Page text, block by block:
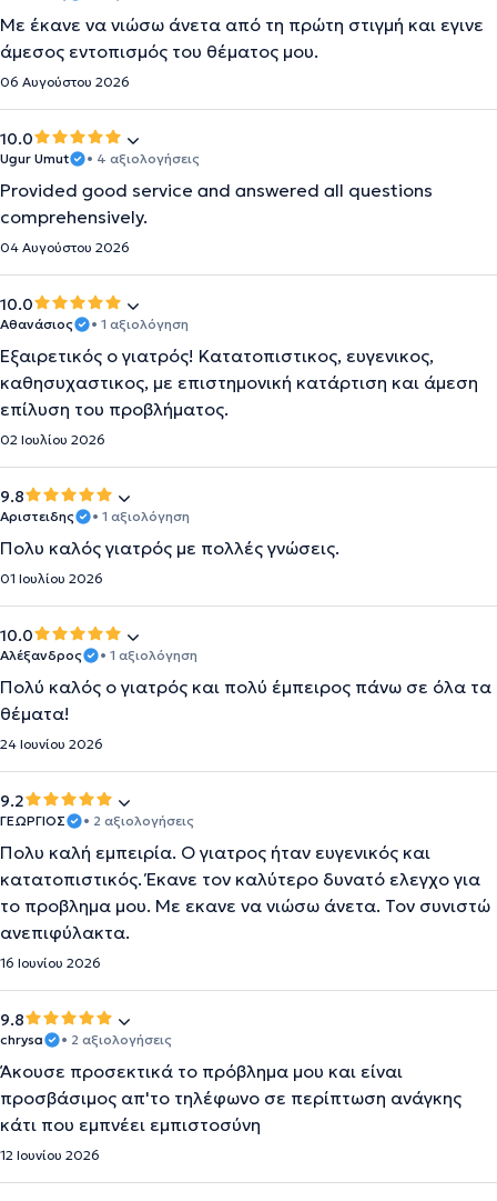
Με έκανε να νιώσω άνετα από τη πρώτη στιγμή και εγινε
άμεσος εντοπισμός του θέματος μου.
06 Αυγούστου 2026
10.0
Ugur Umut • 4 αξιολογήσεις
Provided good service and answered all questions
comprehensively.
04 Αυγούστου 2026
10.0
Αθανάσιος • 1 αξιολόγηση
Εξαιρετικός ο γιατρός! Κατατοπιστικος, ευγενικος,
καθησυχαστικος, με επιστημονική κατάρτιση και άμεση
επίλυση του προβλήματος.
02 Ιουλίου 2026
9.8
Αριστειδης • 1 αξιολόγηση
Πολυ καλός γιατρός με πολλές γνώσεις.
01 Ιουλίου 2026
10.0
Αλέξανδρος • 1 αξιολόγηση
Πολύ καλός ο γιατρός και πολύ έμπειρος πάνω σε όλα τα
θέματα!
24 Ιουνίου 2026
9.2
ΓΕΩΡΓΙΟΣ • 2 αξιολογήσεις
Πολυ καλή εμπειρία. Ο γιατρος ήταν ευγενικός και
κατατοπιστικός. Έκανε τον καλύτερο δυνατό ελεγχο για
το προβλημα μου. Με εκανε να νιώσω άνετα. Τον συνιστώ
ανεπιφύλακτα.
16 Ιουνίου 2026
9.8
chrysa • 2 αξιολογήσεις
Άκουσε προσεκτικά το πρόβλημα μου και είναι
προσβάσιμος απ'το τηλέφωνο σε περίπτωση ανάγκης
κάτι που εμπνέει εμπιστοσύνη
12 Ιουνίου 2026